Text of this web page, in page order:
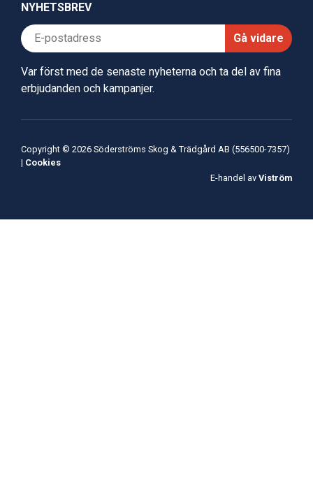
NYHETSBREV
Gå vidare
Var först med de senaste nyheterna och ta del av fina
erbjudanden och kampanjer.
Copyright © 2026 Söderströms Skog & Trädgård AB (556500-7357)
| Cookies
E-handel av Viström